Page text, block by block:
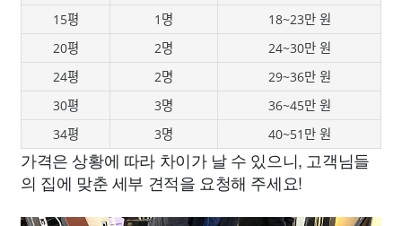
15평
1명
18~23만 원
20평
2명
24~30만 원
24평
2명
29~36만 원
30평
3명
36~45만 원
34평
3명 40~51만 원
가격은 상황에 따라 차이가 날 수 있으니, 고객님들
의 집에 맞춘 세부 견적을 요청해 주세요!